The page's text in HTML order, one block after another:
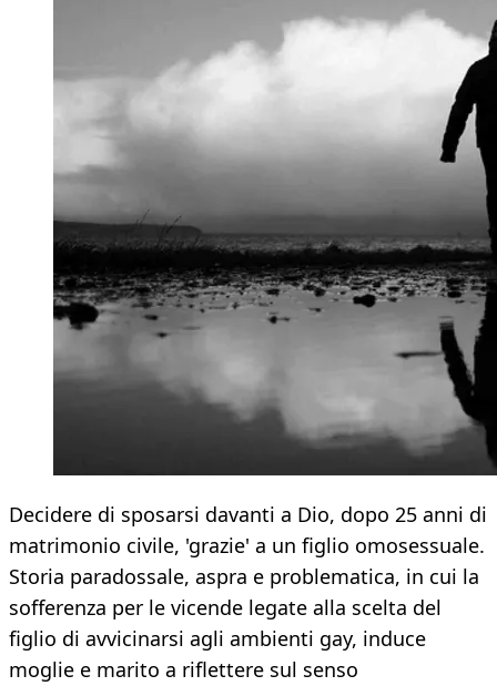
Decidere di sposarsi davanti a Dio, dopo 25 anni di
matrimonio civile, 'grazie' a un figlio omosessuale.
Storia paradossale, aspra e problematica, in cui la
sofferenza per le vicende legate alla scelta del
figlio di avvicinarsi agli ambienti gay, induce
moglie e marito a riflettere sul senso